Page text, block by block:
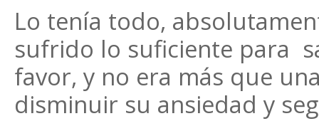
Lo tenía todo,
sufrido lo suficiente para
favor, y no era más que
disminuir su ansiedad y